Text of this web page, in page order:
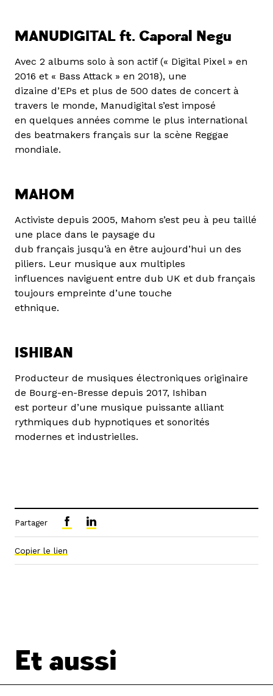
MANUDIGITAL ft. Caporal Negu
Avec 2 albums solo à son actif (« Digital Pixel » en
2016 et « Bass Attack » en 2018), une
dizaine d’EPs et plus de 500 dates de concert à
travers le monde, Manudigital s’est imposé
en quelques années comme le plus international
des beatmakers français sur la scène Reggae
mondiale.
MAHOM
Activiste depuis 2005, Mahom s’est peu à peu taillé
une place dans le paysage du
dub français jusqu’à en être aujourd’hui un des
piliers. Leur musique aux multiples
influences naviguent entre dub UK et dub français
toujours empreinte d’une touche
ethnique.
ISHIBAN
Producteur de musiques électroniques originaire
de Bourg-en-Bresse depuis 2017, Ishiban
est porteur d’une musique puissante alliant
rythmiques dub hypnotiques et sonorités
modernes et industrielles.
Partager
Copier le lien
Et aussi